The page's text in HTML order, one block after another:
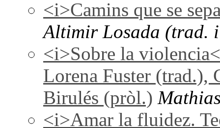
<i>Camins que se
Altimir Losada (trad.
<i>Sobre la
Lorena Fuster (trad.),
Birulés (pròl.)
<i>Amar la fluidez.